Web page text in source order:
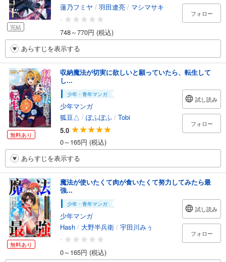
完結
蓮乃フミヤ / 羽田遼亮 / マシマサキ
-
748～770円 (税込)
フォロー
あらすじを表示する
無料あり
収納魔法が切実に欲しいと願っていたら、転生して
し...
少年・青年マンガ
少年マンガ
狐豆△ / ぽふぽふ / Tobi
5.0
0～165円 (税込)
試し読み
フォロー
あらすじを表示する
無料あり
魔法が使いたくて肉が食いたくて努力してみたら最
強...
少年・青年マンガ
少年マンガ
Hash / 大野半兵衛 / 宇田川みぅ
-
0～165円 (税込)
試し読み
フォロー